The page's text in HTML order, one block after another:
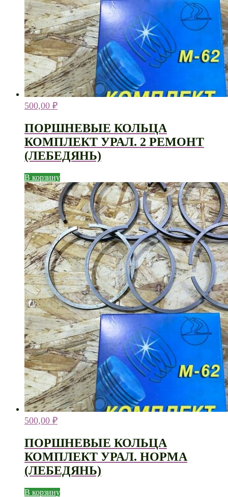
500,00 ₽
ПОРШНЕВЫЕ КОЛЬЦА
КОМПЛЕКТ УРАЛ. 2 РЕМОНТ
(ЛЕБЕДЯНЬ)
В корзину
500,00 ₽
ПОРШНЕВЫЕ КОЛЬЦА
КОМПЛЕКТ УРАЛ. НОРМА
(ЛЕБЕДЯНЬ)
В корзину